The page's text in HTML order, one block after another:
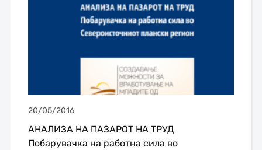
20/05/2016
АНАЛИЗА НА ПАЗАРОТ НА ТРУД
Побарувачка на работна сила во